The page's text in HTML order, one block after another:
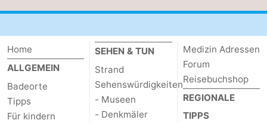
Home
ALLGEMEIN
Badeorte
Tipps
Für kindern
SEHEN & TUN
Strand
Sehenswürdigkeiten
- Museen
- Denkmäler
Medizin Adressen
Forum
Reisebuchshop
REGIONALE
TIPPS